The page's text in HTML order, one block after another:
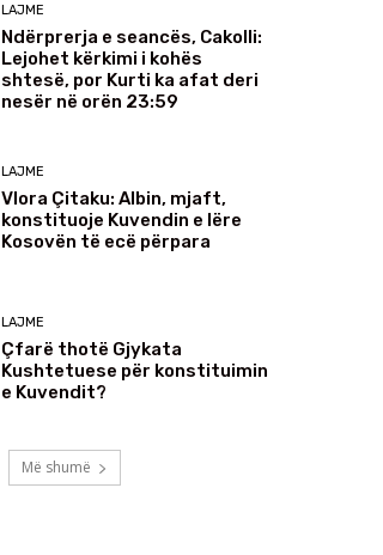
LAJME
Ndërprerja e seancës, Cakolli:
Lejohet kërkimi i kohës
shtesë, por Kurti ka afat deri
nesër në orën 23:59
LAJME
Vlora Çitaku: Albin, mjaft,
konstituoje Kuvendin e lëre
Kosovën të ecë përpara
LAJME
Çfarë thotë Gjykata
Kushtetuese për konstituimin
e Kuvendit?
Më shumë